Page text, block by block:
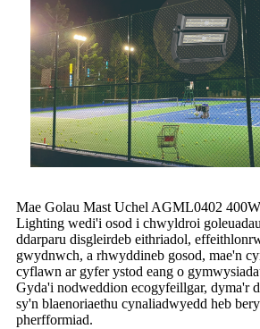
Mae Golau Mast Uchel AGML0402
Lighting wedi'i osod i chwyldroi
ddarparu disgleirdeb eithriadol,
gwydnwch, a rhwyddineb gosod, mae'n
cyflawn ar gyfer ystod eang o
Gyda'i nodweddion ecogyfeillgar, dyma'r
sy'n blaenoriaethu cynaliadwyedd heb
pherfformiad.